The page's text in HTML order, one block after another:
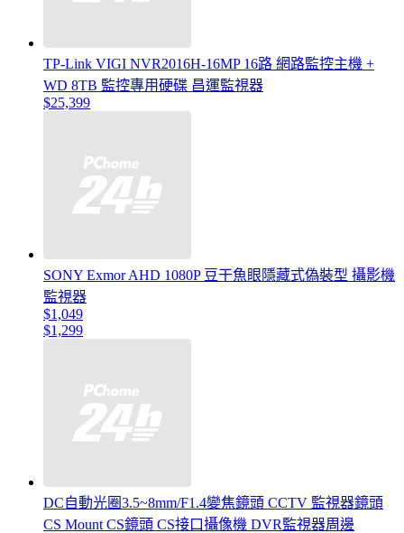
TP-Link VIGI NVR2016H-16MP 16路 網路監控主機 +
WD 8TB 監控專用硬碟 昌運監視器
$25,399
SONY Exmor AHD 1080P 豆干魚眼隱藏式偽裝型 攝影機
監視器
$1,049
$1,299
DC自動光圈3.5~8mm/F1.4變焦鏡頭 CCTV 監視器鏡頭
CS Mount CS鏡頭 CS接口攝像機 DVR監視器周邊